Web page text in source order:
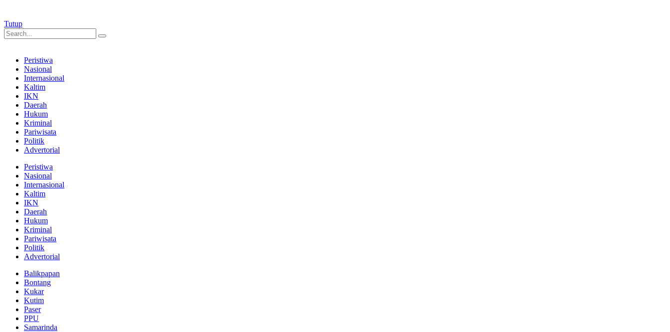
Tutup
Peristiwa
Nasional
Internasional
Kaltim
IKN
Daerah
Hukum
Kriminal
Pariwisata
Politik
Advertorial
Peristiwa
Nasional
Internasional
Kaltim
IKN
Daerah
Hukum
Kriminal
Pariwisata
Politik
Advertorial
Balikpapan
Bontang
Kukar
Kutim
Paser
PPU
Samarinda